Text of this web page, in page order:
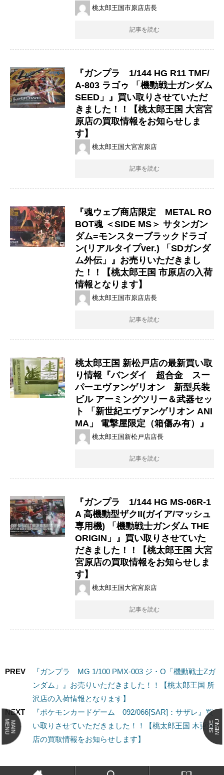
桃太郎王国市原店店長
記事を読む
『ガンプラ 1/144 ​HG ​R11 ​TMF/
A-803 ​ラゴゥ ​「機動戦士ガンダム
SEED」』買い取りさせていただ
きました！！【桃太郎王国 大宮宮
原店の買取情報をお知らせしま
す】
桃太郎王国大宮宮原店
記事を読む
『魂ウェブ商店限定 METAL ​RO
BOT魂 ​＜SIDE ​MS＞ ​サタンガン
ダム=モンスターブラックドラゴ
ン(リアルタイプver.) ​「SDガンダ
ム外伝」』お売りいただきまし
た！！【桃太郎王国 市原店の入荷
情報となります】
桃太郎王国市原店店長
記事を読む
桃太郎王国 新松戸店の最新買い取
り情報『バンダイ 超合金 スー
パーエヴァンゲリオン 新型兵装
ビル ​アーミングツリー＆武器セッ
ト ​「新世紀エヴァンゲリオン ​ANI
MA」 ​電撃屋限定（箱傷み有）』
桃太郎王国新松戸店店長
記事を読む
『ガンプラ 1/144 ​HG ​MS-06R-1
A ​高機動型ザクII(ガイア/マッシュ
専用機) ​「機動戦士ガンダム ​THE ​
ORIGIN」』買い取りさせていた
だきました！！【桃太郎王国 大宮
宮原店の買取情報をお知らせしま
す】
桃太郎王国大宮宮原店
記事を読む
PREV
『ガンプラ MG 1/100 PMX-003 ジ・O「機動戦士Zガ
ンダム」』お売りいただきました！！【桃太郎王国 所
沢店の入荷情報となります】
NEXT
『ポケモンカードゲーム 092/066[SAR]：サザレ』買
い取りさせていただきました！！【桃太郎王国 木更津
店の買取情報をお知らせします】
MAIN
MENU SIDEMENU